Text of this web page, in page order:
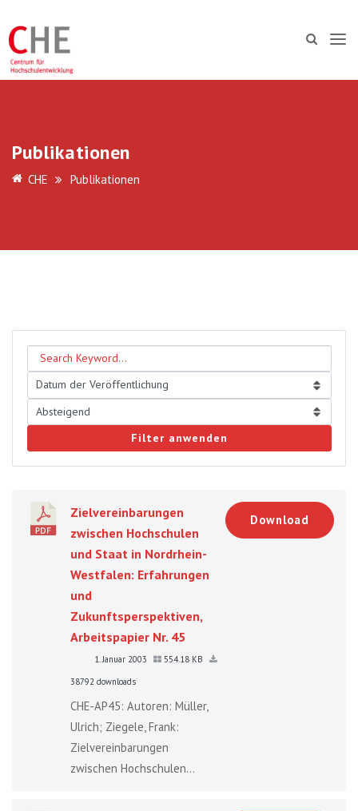
Publikationen
CHE Publikationen
Filter anwenden
Zielvereinbarungen
zwischen Hochschulen
und Staat in Nordrhein-
Westfalen: Erfahrungen
und
Zukunftsperspektiven,
Arbeitspapier Nr. 45
1. Januar 2003
554.18 KB
38792 downloads
CHE-AP45: Autoren: Müller,
Ulrich; Ziegele, Frank:
Zielvereinbarungen
zwischen Hochschulen...
Download